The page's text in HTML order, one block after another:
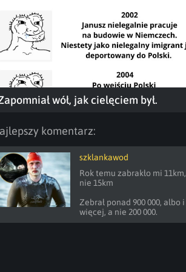
wół, jak cielęciem był.
komentarz:
szklankawod
Rok temu zabrakło mi
nie 15km
Zebrał ponad 900 000, albo i
więcej, a nie 200 000.